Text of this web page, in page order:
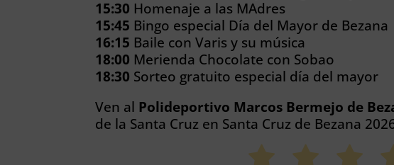
15:30 Homenaje a las MAdres
15:45 Bingo especial Día del Mayor de Bezana
16:15 Baile con Varis y su música
18:00 Merienda Chocolate con Sobao
18:30 Sorteo gratuito especial día del mayor
Ven al Polideportivo Marcos Bermejo de
de la Santa Cruz en Santa Cruz de Bezana